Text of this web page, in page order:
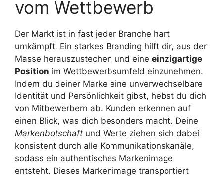
vom Wettbewerb
Der Markt ist in fast jeder Branche hart
umkämpft. Ein starkes Branding hilft dir, aus der
Masse herauszustechen und eine einzigartige
Position im Wettbewerbsumfeld einzunehmen.
Indem du deiner Marke eine unverwechselbare
Identität und Persönlichkeit gibst, hebst du dich
von Mitbewerbern ab. Kunden erkennen auf
einen Blick, was dich besonders macht. Deine
Markenbotschaft und Werte ziehen sich dabei
konsistent durch alle Kommunikationskanäle,
sodass ein authentisches Markenimage
entsteht. Dieses Markenimage transportiert